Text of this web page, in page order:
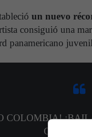
un nuevo
consiguió una
panamericano
COLOMBIA!